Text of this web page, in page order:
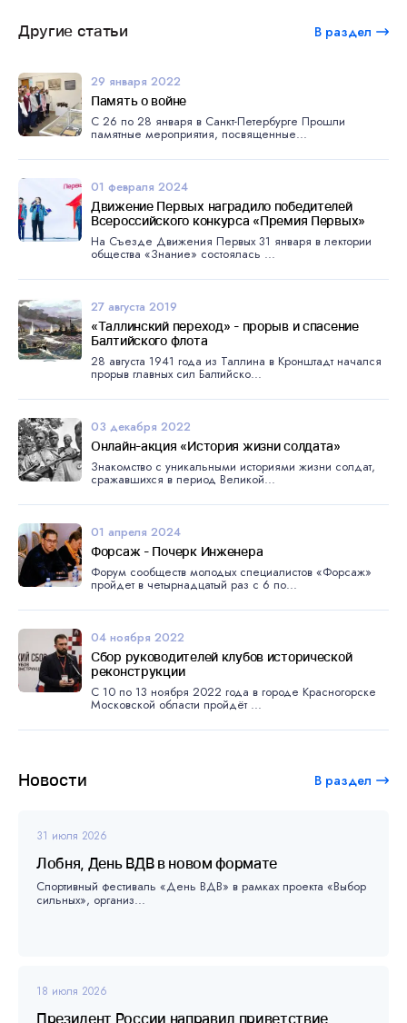
Новости В раздел
31 июля 2026
Лобня, День ВДВ в новом формате
Спортивный фестиваль «День ВДВ» в рамках проекта «Выбор
сильных», организ...
18 июля 2026
Президент России направил приветствие
Другие статьи В раздел
29 января 2022
Память о войне
С 26 по 28 января в Санкт-Петербурге Прошли
памятные мероприятия, посвященные...
01 февраля 2024
Движение Первых наградило победителей
Всероссийского конкурса «Премия Первых»
На Съезде Движения Первых 31 января в лектории
общества «Знание» состоялась ...
27 августа 2019
«Таллинский переход» - прорыв и спасение
Балтийского флота
28 августа 1941 года из Таллина в Кронштадт начался
прорыв главных сил Балтийско...
03 декабря 2022
Онлайн-акция «История жизни солдата»
Знакомство с уникальными историями жизни солдат,
сражавшихся в период Великой...
01 апреля 2024
Форсаж - Почерк Инженера
Форум сообществ молодых специалистов «Форсаж»
пройдет в четырнадцатый раз с 6 по...
04 ноября 2022
Сбор руководителей клубов исторической
реконструкции
С 10 по 13 ноября 2022 года в городе Красногорске
Московской области пройдёт ...